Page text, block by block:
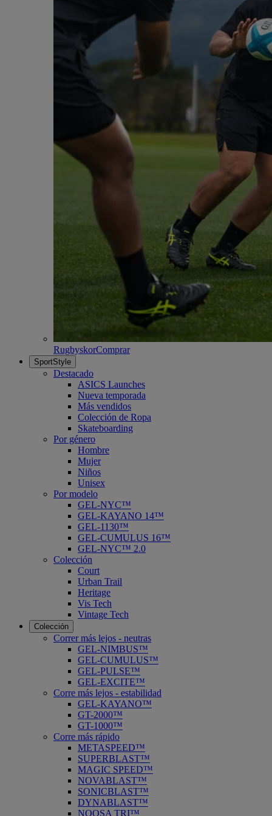
RugbyskorComprar
SportStyle
Destacado
ASICS Launches
Nueva temporada
Más vendidos
Colección de Ropa
Skateboarding
Por género
Hombre
Mujer
Niños
Unisex
Por modelo
GEL-NYC™
GEL-KAYANO 14™
GEL-1130™
GEL-CUMULUS 16™
GEL-NYC™ 2.0
Colección
Court
Urban Trail
Heritage
Vis Tech
Vintage Tech
Colección
Correr más lejos - neutras
GEL-NIMBUS™
GEL-CUMULUS™
GEL-PULSE™
GEL-EXCITE™
Corre más lejos - estabilidad
GEL-KAYANO™
GT-2000™
GT-1000™
Corre más rápido
METASPEED™
SUPERBLAST™
MAGIC SPEED™
NOVABLAST™
SONICBLAST™
DYNABLAST™
NOOSA TRI™